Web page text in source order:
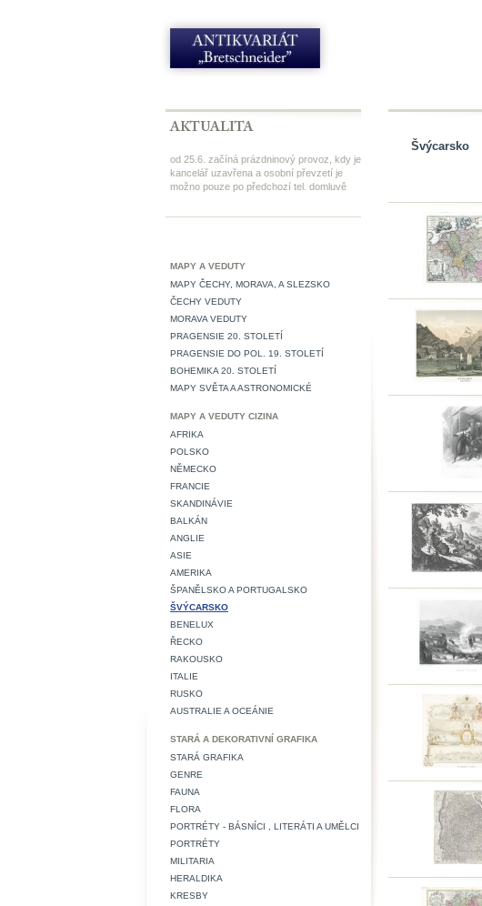
od 25.6. začíná prázdninový provoz, kdy je
kancelář uzavřena a osobní převzetí je
možno pouze po předchozí tel. domluvě
MAPY A VEDUTY
MAPY ČECHY, MORAVA, A SLEZSKO
ČECHY VEDUTY
MORAVA VEDUTY
PRAGENSIE 20. STOLETÍ
PRAGENSIE DO POL. 19. STOLETÍ
BOHEMIKA 20. STOLETÍ
MAPY SVĚTA A ASTRONOMICKÉ
MAPY A VEDUTY CIZINA
AFRIKA
POLSKO
NĚMECKO
FRANCIE
SKANDINÁVIE
BALKÁN
ANGLIE
ASIE
AMERIKA
ŠPANĚLSKO A PORTUGALSKO
ŠVÝCARSKO
BENELUX
ŘECKO
RAKOUSKO
ITALIE
RUSKO
AUSTRALIE A OCEÁNIE
STARÁ A DEKORATIVNÍ GRAFIKA
STARÁ GRAFIKA
GENRE
FAUNA
FLORA
PORTRÉTY - BÁSNÍCI , LITERÁTI A UMĚLCI
PORTRÉTY
MILITARIA
HERALDIKA
KRESBY
Švýcarsko